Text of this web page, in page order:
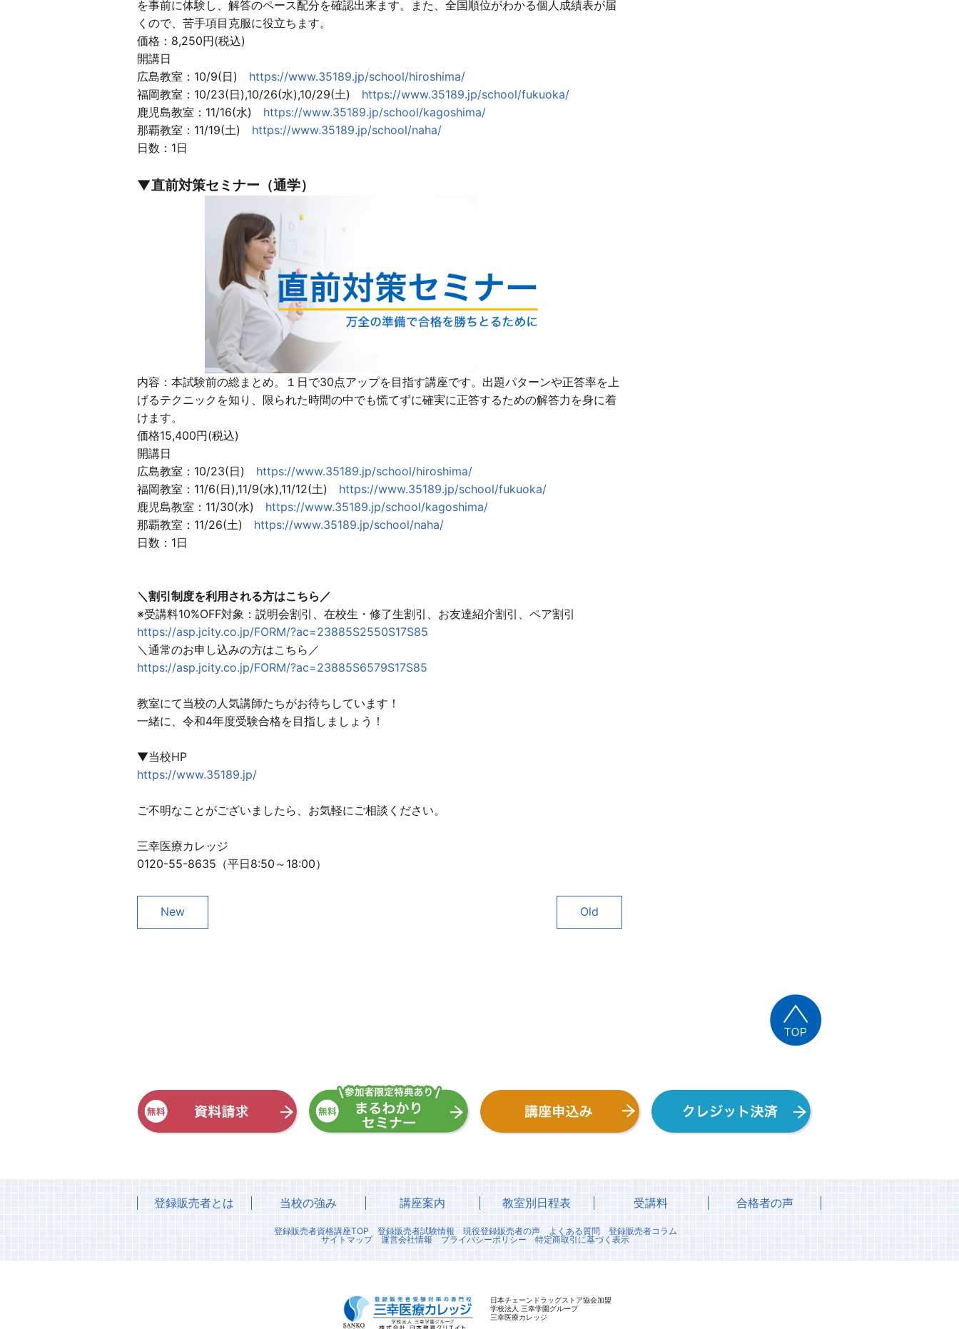
を事前に体験し、解答のペース配分を確認出来ます。また、全国順位がわかる個人成績表が届
くので、苦手項目克服に役立ちます。
価格：8,250円(税込)
開講日
広島教室：10/9(日) https://www.35189.jp/school/hiroshima/
福岡教室：10/23(日),10/26(水),10/29(土) https://www.35189.jp/school/fukuoka/
鹿児島教室：11/16(水) https://www.35189.jp/school/kagoshima/
那覇教室：11/19(土) https://www.35189.jp/school/naha/
日数：1日
▼直前対策セミナー（通学）
内容：本試験前の総まとめ。１日で30点アップを目指す講座です。出題パターンや正答率を上
げるテクニックを知り、限られた時間の中でも慌てずに確実に正答するための解答力を身に着
けます。
価格15,400円(税込)
開講日
広島教室：10/23(日) https://www.35189.jp/school/hiroshima/
福岡教室：11/6(日),11/9(水),11/12(土) https://www.35189.jp/school/fukuoka/
鹿児島教室：11/30(水) https://www.35189.jp/school/kagoshima/
那覇教室：11/26(土) https://www.35189.jp/school/naha/
日数：1日
＼割引制度を利用される方はこちら／
※受講料10%OFF対象：説明会割引、在校生・修了生割引、お友達紹介割引、ペア割引
https://asp.jcity.co.jp/FORM/?ac=23885S2550S17S85
＼通常のお申し込みの方はこちら／
https://asp.jcity.co.jp/FORM/?ac=23885S6579S17S85
教室にて当校の人気講師たちがお待ちしています！
一緒に、令和4年度受験合格を目指しましょう！
▼当校HP
https://www.35189.jp/
ご不明なことがございましたら、お気軽にご相談ください。
三幸医療カレッジ
0120-55-8635（平日8:50～18:00）
New Old
登録販売者とは 当校の強み 講座案内 教室別日程表 受講料 合格者の声
登録販売者資格講座TOP 登録販売者試験情報 現役登録販売者の声 よくある質問
登録販売者コラム
サイトマップ
運営会社情報 プライバシーポリシー 特定商取引に基づく表示
日本チェーンドラッグストア協会加盟
学校法人 三幸学園グループ
三幸医療カレッジ